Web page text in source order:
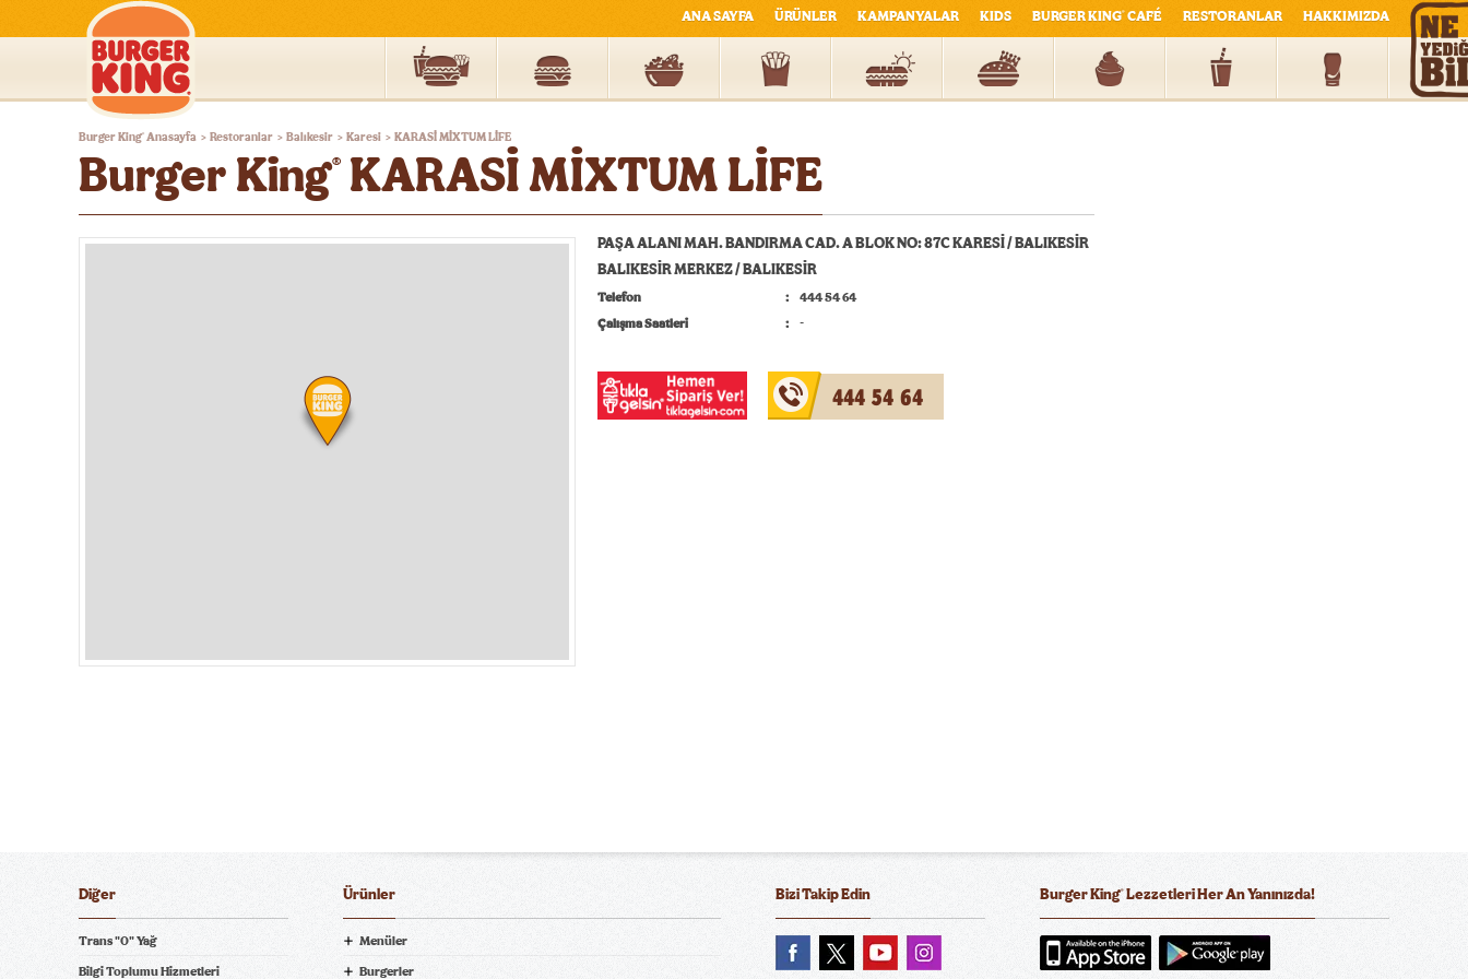
Burger
Türkiye
ANA SAYFA ÜRÜNLER KAMPANYALAR KIDS BURGER KING® CAFÉ RESTORANLAR HAKKIMIZDA
Burger King® Anasayfa > Restoranlar > Balıkesir > Karesi > KARASİ MİXTUM LİFE
Burger King® KARASİ MİXTUM LİFE
PAŞA ALANI MAH. BANDIRMA CAD. A BLOK NO: 87C KARESİ / BALIKESİR
BALIKESİR MERKEZ / BALIKESİR
Telefon
444 54 64
Çalışma Saatleri
-
444 54 64
Burger King® Lezzetleri Her An Yanınızda!
Bizi Takip Edin
Ürünler
Menüler
Burgerler
Diğer
Trans "0" Yağ
Bilgi Toplumu Hizmetleri